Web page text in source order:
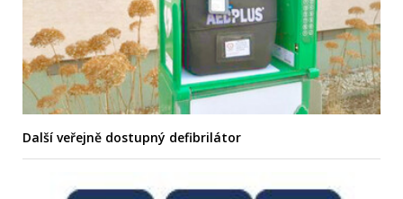
Další veřejně dostupný defibrilátor